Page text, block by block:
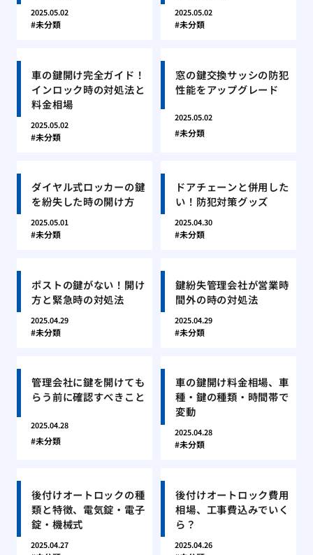
2025.05.02
未分類
2025.05.02
未分類
車の鍵開け完全ガイド！
インロック時の対処法と
料金相場
2025.05.02
未分類
窓の鍵交換サッシの防犯
性能をアップグレード
2025.05.02
未分類
ダイヤル式ロッカーの鍵
を紛失した時の開け方
2025.05.01
未分類
ドアチェーンと併用した
い！防犯対策グッズ
2025.04.30
未分類
ポストの鍵がない！開け
方と緊急時の対処法
2025.04.29
未分類
鍵紛失管理会社が営業時
間外の時の対処法
2025.04.29
未分類
管理会社に鍵を開けても
らう前に確認すべきこと
2025.04.28
未分類
車の鍵開け料金相場、車
種・鍵の種類・時間帯で
変動
2025.04.28
未分類
後付けオートロックの種
類と特徴、電気錠・電子
錠・機械式
2025.04.27
後付けオートロック費用
相場、工事費込みでいく
ら？
2025.04.26